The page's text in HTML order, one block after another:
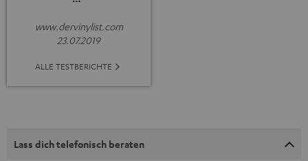
www.dervinylist.com
23.07.2019
ALLE TESTBERICHTE
Lass dich telefonisch beraten